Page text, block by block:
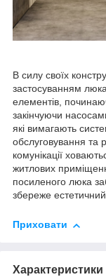
В силу своїх
застосуванням
елементів,
закінчуючи
які вимагають
обслуговування та
комунікації
житлових
посиленого люка
збереже
Приховати
Характеристики